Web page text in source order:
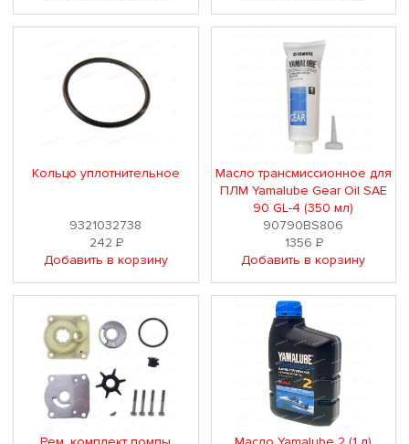
Кольцо уплотнительное
9321032738
242Р
Добавить в корзину
Масло трансмиссионное для
ПЛМ Yamalube Gear Oil SAE
90 GL-4 (350 мл)
90790BS806
1356Р
Добавить в корзину